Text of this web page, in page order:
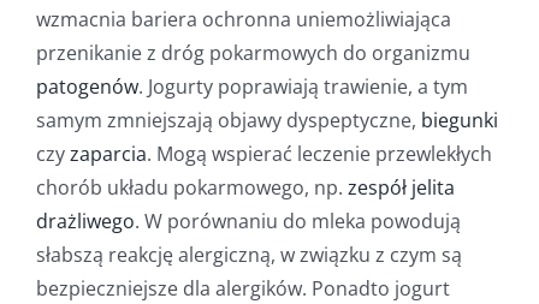
wzmacnia bariera ochronna uniemożliwiająca
przenikanie z dróg pokarmowych do organizmu
patogenów. Jogurty poprawiają trawienie, a tym
samym zmniejszają objawy dyspeptyczne, biegunki
czyzaparcia. Mogą wspierać leczenie przewlekłych
chorób układu pokarmowego, np. zespół jelita
drażliwego. W porównaniu do mleka powodują
słabszą reakcję alergiczną, w związku z czym są
bezpieczniejsze dla alergików. Ponadto jogurt